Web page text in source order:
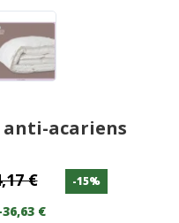
anti-acariens
€ -15%
€